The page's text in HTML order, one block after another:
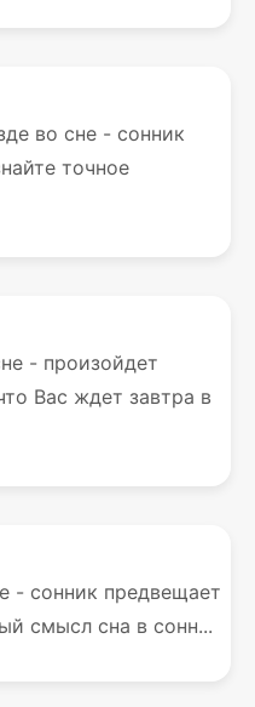
во сне - сонник
точное
- произойдет
Вас ждет завтра в
- сонник предвещает
смысл сна в сонн...